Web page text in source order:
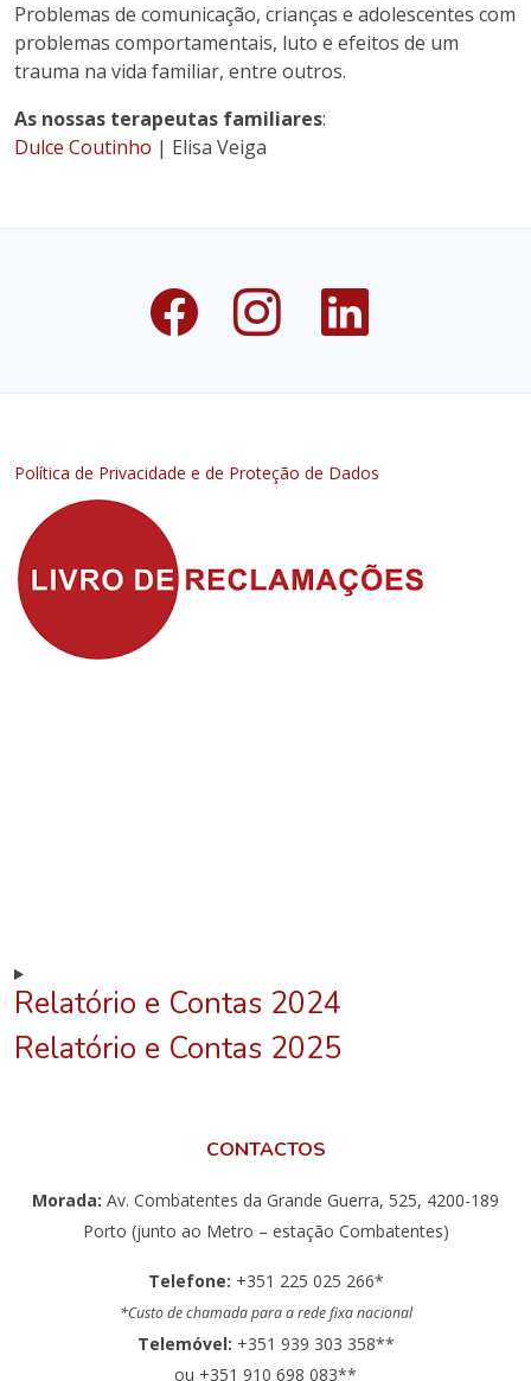
Problemas de comunicação, crianças e adolescentes com
problemas comportamentais, luto e efeitos de um
trauma na vida familiar, entre outros.
As nossas terapeutas familiares:
Dulce Coutinho | Elisa Veiga
Política de Privacidade e de Proteção de Dados
Relatório e Contas 2024
Relatório e Contas 2025
CONTACTOS
Morada: Av. Combatentes da Grande Guerra, 525, 4200-189
Porto (junto ao Metro – estação Combatentes)
Telefone: +351 225 025 266*
*Custo de chamada para a rede fixa nacional
Telemóvel: +351 939 303 358**
ou +351 910 698 083**